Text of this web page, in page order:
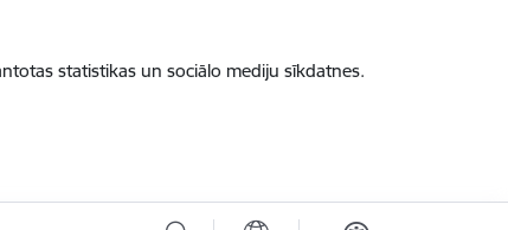
statistikas un sociālo mediju sīkdatnes.